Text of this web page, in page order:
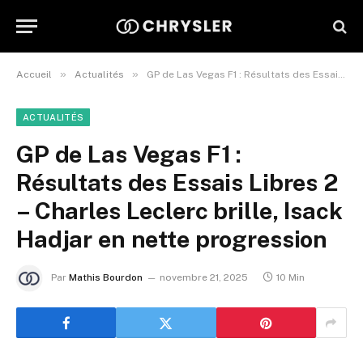
Accueil » Actualités » GP de Las Vegas F1 : Résultats des Essais Libres 2 – Charles Leclerc brille, Isack Hadjar en nette progression
ACTUALITÉS
GP de Las Vegas F1 :
Résultats des Essais Libres 2
– Charles Leclerc brille, Isack
Hadjar en nette progression
Par Mathis Bourdon novembre 21, 2025 10 Min